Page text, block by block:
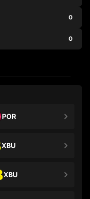
POR
XBU
XBU
0
0